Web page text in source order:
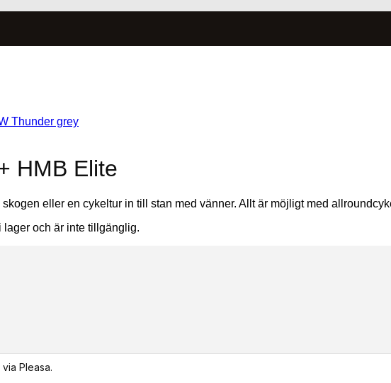
HMB Elite
eller en cykeltur in till stan med vänner. Allt är möjligt med
lager och är inte tillgänglig.
Pleasa.